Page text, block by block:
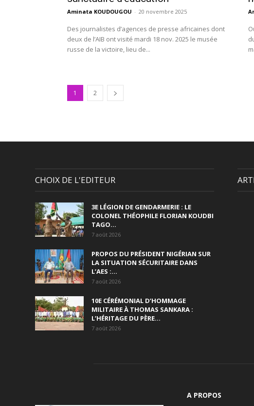
Aminata KOUDOUGOU - 20 novembre 2025
Des journalistes d’agences de presse africaines dont
deux de l’AIB ont visité mardi 18 nov. 2025 le musée
russe de la victoire, lieu de...
1 2
CHOIX DE L'EDITEUR
3E LÉGION DE GENDARMERIE : LE
COLONEL THÉOPHILE FLORIAN KOUDBI
TAGO...
7 août 2026
PROPOS DU PRÉSIDENT NIGÉRIAN SUR
LA SITUATION SÉCURITAIRE DANS
L’AES :...
7 août 2026
10E CÉRÉMONIAL D’HOMMAGE
MILITAIRE À THOMAS SANKARA :
L’HÉRITAGE DU PÈRE...
7 août 2026
A PROPOS